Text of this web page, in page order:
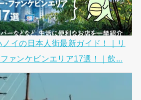
ノイの日本人街最新ガイド！｜リ
ァンケビンエリア17選！｜飲...